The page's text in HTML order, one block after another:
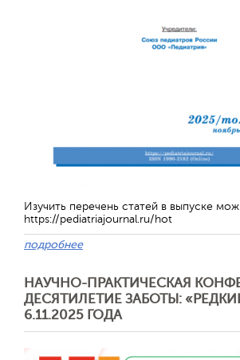
Изучить перечень статей в выпуске
https://pediatriajournal.ru/hot
подробнее
НАУЧНО-ПРАКТИЧЕСКАЯ
ДЕСЯТИЛЕТИЕ ЗАБОТЫ:
6.11.2025 ГОДА